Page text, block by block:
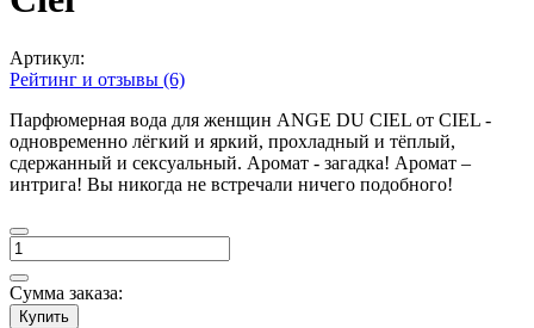
Артикул:
Рейтинг и отзывы (6)
Парфюмерная вода для женщин ANGE DU CIEL от CIEL -
одновременно лёгкий и яркий, прохладный и тёплый,
сдержанный и сексуальный. Аромат - загадка! Аромат –
интрига! Вы никогда не встречали ничего подобного!
Сумма заказа:
Купить